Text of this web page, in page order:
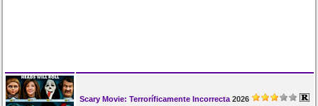
Scary Movie: Terroríficamente Incorrecta 2026